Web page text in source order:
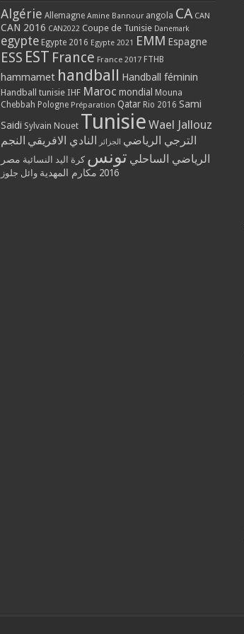
Algérie Allemagne Amine Bannour angola CA CAN
CAN 2016 CAN2022 Coupe de Tunisie Danemark
egypte Egypte 2016 Egypte 2021 EMM Espagne
ESS EST France France 2017 FTHB
hammamet handball Handball féminin
Handball tunisie IHF Maroc mondial Mouna
Chebbah Pologne Préparation Qatar Rio 2016 Sami
Saidi Sylvain Nouet Tunisie Wael Jallouz
الترجي الرياضي الجزائر النادي الافريقي النجم
الرياضي الساحلي تونس كرة اليد النسائية مصر
2016 مكارم المهدية وائل جلوز